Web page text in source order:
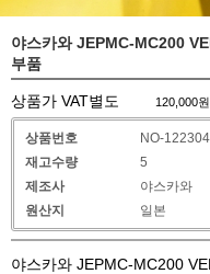
야스카와 JEPMC-MC200
부품
상품가 VAT별도 120,000원
상품번호
NO-
재고수량
5
제조사
야스카와
원산지
일본
야스카와 JEPMC-MC200